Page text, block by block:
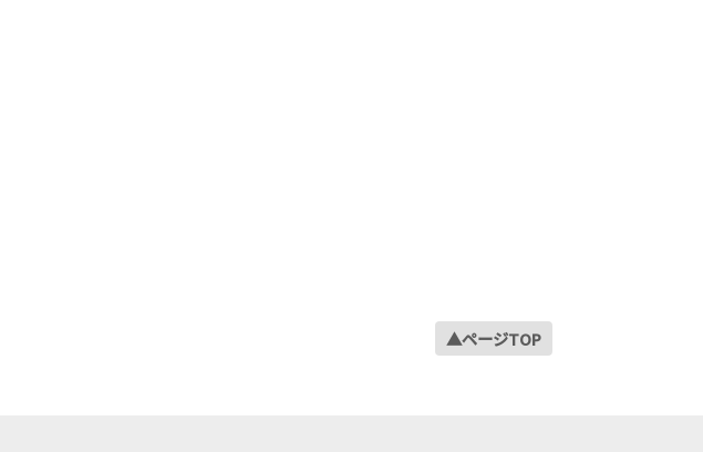
▲ページTOP